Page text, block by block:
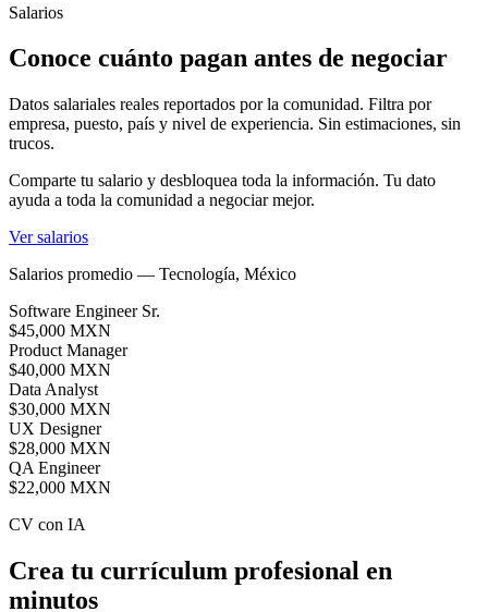
Salarios
Conoce cuánto pagan antes de negociar
Datos salariales reales reportados por la comunidad. Filtra por
empresa, puesto, país y nivel de experiencia. Sin estimaciones, sin
trucos.
Comparte tu salario y desbloquea toda la información. Tu dato
ayuda a toda la comunidad a negociar mejor.
Ver salarios
Salarios promedio — Tecnología, México
Software Engineer Sr.
$45,000 MXN
Product Manager
$40,000 MXN
Data Analyst
$30,000 MXN
UX Designer
$28,000 MXN
QA Engineer
$22,000 MXN
CV con IA
Crea tu currículum profesional en
minutos